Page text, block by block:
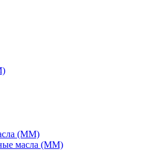
(ММ)
масла (ММ)